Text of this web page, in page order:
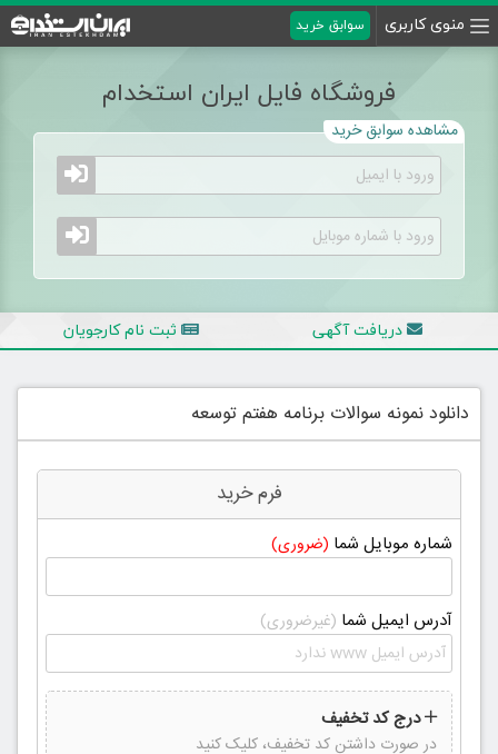
منوی کاربری سوابق خرید
فروشگاه فایل ایران استخدام
مشاهده سوابق خرید
دریافت آگهی ثبت نام کارجویان
دانلود نمونه سوالات برنامه هفتم توسعه
فرم خرید
شماره موبایل شما (ضروری)
آدرس ایمیل شما (غیرضروری)
درج کد تخفیف
در صورت داشتن کد تخفیف، کلیک کنید